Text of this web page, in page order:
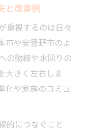
と改善例
重視するのは日々
市や安曇野市のよ
の動線や水回りの
大きく左右しま
化や家族のコミュ
的につなぐこと